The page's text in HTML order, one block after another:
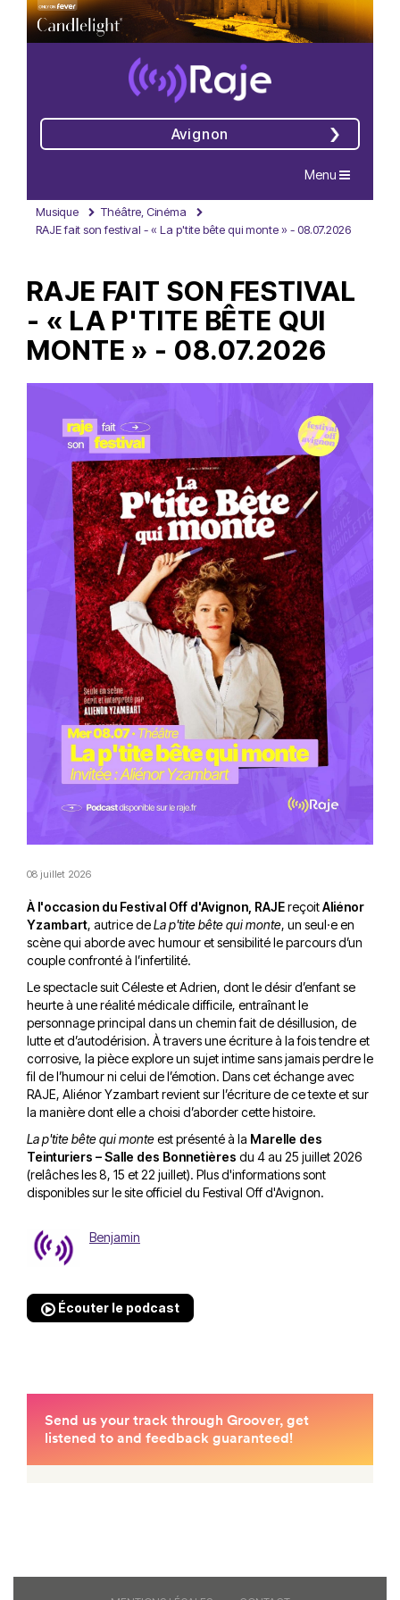
Avignon
Navigation
Menu
Musique
Théâtre, Cinéma
RAJE fait son festival - « La p'tite bête qui monte » - 08.07.2026
RAJE FAIT SON FESTIVAL
- « LA P'TITE BÊTE QUI
MONTE » - 08.07.2026
08 juillet 2026
À l'occasion du Festival Off d'Avignon, RAJEreçoitAliénor
Yzambart, autrice deLa p'tite bête qui monte, un seul·e en
scène qui aborde avec humour et sensibilité le parcours d’un
couple confronté à l’infertilité.
Le spectacle suit Céleste et Adrien, dont le désir d’enfant se
heurte à une réalité médicale difficile, entraînant le
personnage principal dans un chemin fait de désillusion, de
lutte et d’autodérision. À travers une écriture à la fois tendre et
corrosive, la pièce explore un sujet intime sans jamais perdre le
fil de l’humour ni celui de l’émotion. Dans cet échange avec
RAJE, Aliénor Yzambart revient sur l’écriture de ce texte et sur
la manière dont elle a choisi d’aborder cette histoire.
La p'tite bête qui monteest présenté à la Marelle des
Teinturiers – Salle des Bonnetières du 4 au 25 juillet 2026
(relâches les 8, 15 et 22 juillet). Plus d'informations sont
disponibles surle site officiel du Festival Off d'Avignon.
Benjamin
Écouter le podcast